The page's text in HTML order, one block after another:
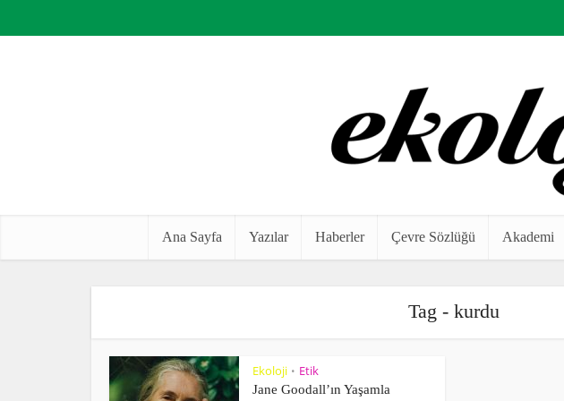
Ana Sayfa Yazılar Haberler Çevre Sözlüğü Akademi
Tag - kurdu
Ekoloji • Etik
Jane Goodall’ın Yaşamla